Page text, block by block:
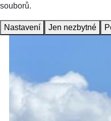
souborů.
Nastavení Jen nezbytné